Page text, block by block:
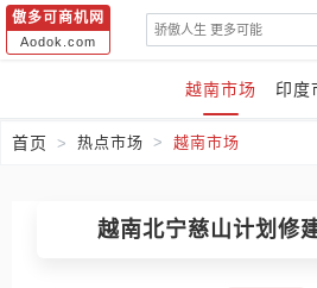
傲多可商机网
Aodok.com
越南市场 印度
首页 热点市场 越南市场
越南北宁慈山计划修